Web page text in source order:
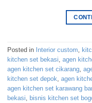
Posted in Interior custom,
kitchen set bekasi, agen
agen kitchen set cikarang,
kitchen set depok, agen
agen kitchen set karawang
bekasi, bisnis kitchen set